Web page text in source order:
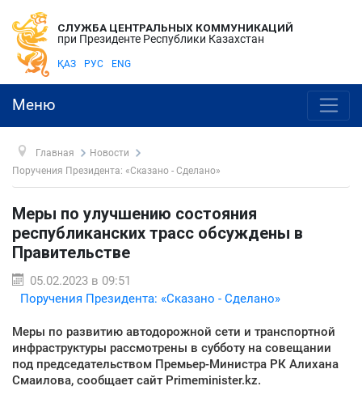
СЛУЖБА ЦЕНТРАЛЬНЫХ КОММУНИКАЦИЙ
при Президенте Республики Казахстан
ҚАЗ РУС ENG
Меню
Главная
Новости
Поручения Президента: «Сказано - Сделано»
Меры по улучшению состояния
республиканских трасс обсуждены в
Правительстве
05.02.2023 в 09:51
Поручения Президента: «Сказано - Сделано»
Меры по развитию автодорожной сети и транспортной
инфраструктуры рассмотрены в субботу на совещании
под председательством Премьер-Министра РК Алихана
Смаилова, сообщает сайт Primeminister.kz.